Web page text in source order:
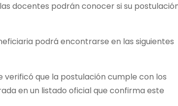
docentes podrán conocer si su
podrá encontrarse en las siguientes
verificó que la postulación cumple con los
en un listado oficial que confirma este